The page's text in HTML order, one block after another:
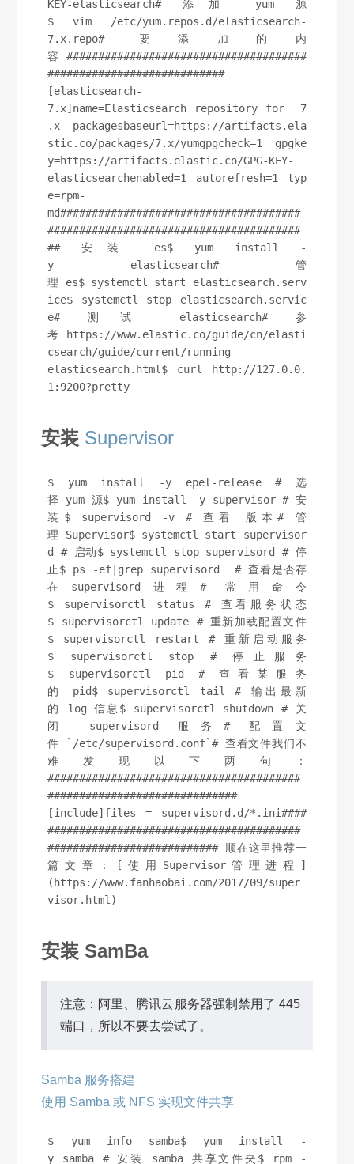
KEY-elasticsearch# 添加 yum 源
$ vim /etc/yum.repos.d/elasticsearch-
7.x.repo# 要添加的内
容 ######################################
############################
[elasticsearch-
7.x]name=Elasticsearch repository for  7
.x packagesbaseurl=https://artifacts.ela
stic.co/packages/7.x/yumgpgcheck=1 gpgke
y=https://artifacts.elastic.co/GPG-KEY-
elasticsearchenabled=1 autorefresh=1 typ
e=rpm-
md######################################
########################################
## 安装 es$ yum install -
y elasticsearch# 管
理 es$ systemctl start elasticsearch.serv
ice$ systemctl stop elasticsearch.servic
e# 测试 elasticsearch# 参
考 https://www.elastic.co/guide/cn/elasti
csearch/guide/current/running-
elasticsearch.html$ curl http://127.0.0.
1:9200?pretty
安装 Supervisor
$ yum install -y epel-release # 选
择 yum 源$ yum install -y supervisor # 安
装$ supervisord -v # 查看 版本# 管
理 Supervisor$ systemctl start supervisor
d # 启动$ systemctl stop supervisord # 停
止$ ps -ef|grep supervisord  # 查看是否存
在supervisord进程# 常用命令
$ supervisorctl status # 查看服务状态
$ supervisorctl update # 重新加载配置文件
$ supervisorctl restart # 重新启动服务
$ supervisorctl stop # 停止服务
$ supervisorctl pid # 查看某服务
的 pid$ supervisorctl tail # 输出最新
的 log 信息$ supervisorctl shutdown # 关
闭 supervisord 服务# 配置文
件 `/etc/supervisord.conf`# 查看文件我们不
难发现以下两句：
########################################
##############################
[include]files = supervisord.d/*.ini####
########################################
########################### 顺在这里推荐一
篇文章：[使用Supervisor管理进程]
(https://www.fanhaobai.com/2017/09/super
visor.html)
安装 SamBa
注意：阿里、腾讯云服务器强制禁用了 445
端口，所以不要去尝试了。
Samba 服务搭建
使用 Samba 或 NFS 实现文件共享
$ yum info samba$ yum install -
y samba # 安装 samba 共享文件夹$ rpm -